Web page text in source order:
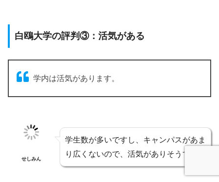
白鴎大学の評判③：活気がある
学内は活気があります。
せしみん
学生数が多いですし、キャンパスがあま
り広くないので、活気がありそうです。